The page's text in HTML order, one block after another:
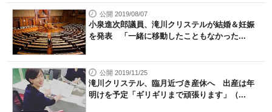
公開 2019/08/07
小泉進次郎議員、滝川クリステルが結婚＆妊娠
を発表 「一緒に移動したこともなかった...
公開 2019/11/25
滝川クリステル、臨月近づき産休へ 出産は年
明けを予定「ギリギリまで頑張ります」（...